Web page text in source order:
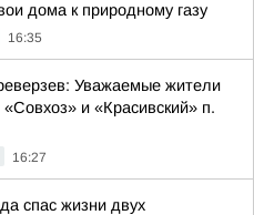
дома к природному газу
16:35
Уважаемые жители
и «Красивский» п.
16:27
спас жизни двух